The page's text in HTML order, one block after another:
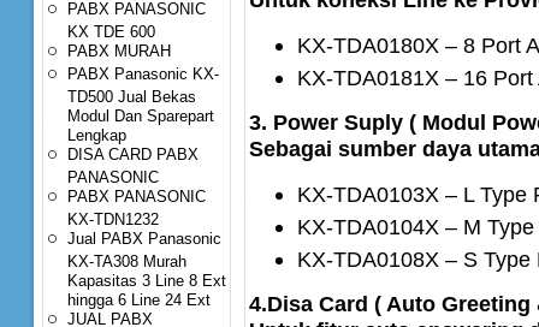
PABX PANASONIC
KX TDE 600
PABX MURAH
PABX Panasonic KX-
TD500 Jual Bekas
Modul Dan Sparepart
Lengkap
DISA CARD PABX
PANASONIC
PABX PANASONIC
KX-TDN1232
Jual PABX Panasonic
KX-TA308 Murah
Kapasitas 3 Line 8 Ext
hingga 6 Line 24 Ext
JUAL PABX
KX-TDA0180X – 8 Port
KX-TDA0181X – 16
3. Power Suply ( Modul
Sebagai sumber daya
KX-TDA0103X – L Type
KX-TDA0104X – M
KX-TDA0108X – S Type
4.Disa Card ( Auto Greeting